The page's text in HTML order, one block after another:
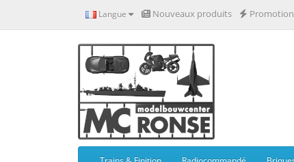
Langue Nouveaux produits